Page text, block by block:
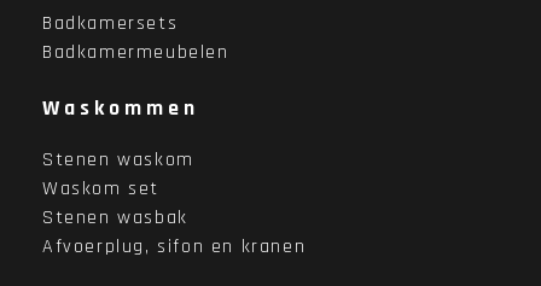
Badkamersets
Badkamermeubelen
Waskommen
Stenen waskom
Waskom set
Stenen wasbak
Afvoerplug, sifon en kranen